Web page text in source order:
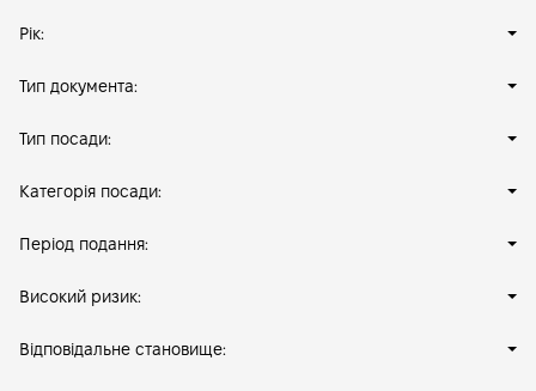
Рік:
Тип документа:
Тип посади:
Категорія посади:
Період подання:
Високий ризик:
Відповідальне становище: